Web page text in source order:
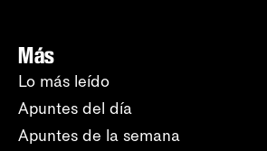
Más
Lo más leído
Apuntes del día
Apuntes de la semana